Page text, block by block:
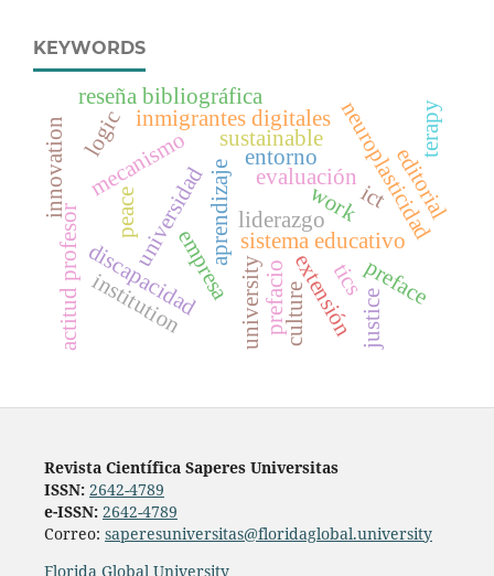
KEYWORDS
evaluación
aprendizaje sistema educativo
extensión
mecanismo
universidadempresa
entorno
discapacidad
actitud profesor liderazgo neuroplasticidad
inmigrantes digitales
tics
editorial
prefacio
reseña bibliográfica
institution
workict
university preface
peace
culture justice
innovation terapy
logic sustainable
Revista Científica Saperes Universitas
ISSN: 2642-4789
e-ISSN: 2642-4789
Correo: saperesuniversitas@floridaglobal.university
Florida Global University